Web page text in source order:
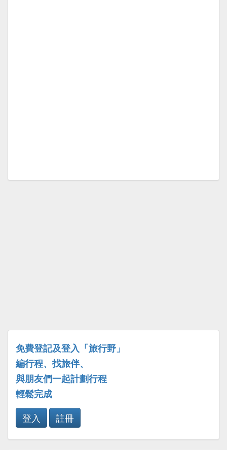
免費登記及登入「旅行野」
編行程、找旅伴、
與朋友們一起計劃行程
輕鬆完成
登入
註冊